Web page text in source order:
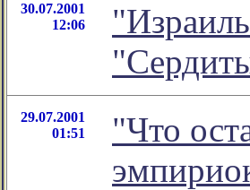
30.07.2001
12:06
29.07.2001
01:51
"Что